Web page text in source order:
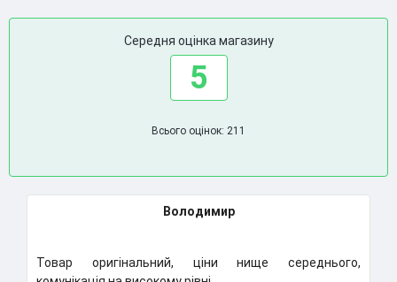
Середня оцінка магазину
5
Всього оцінок: 211
Володимир
Товар оригінальний, ціни нище середнього,